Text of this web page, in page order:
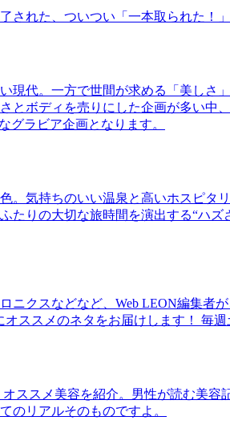
れた、ついつい「一本取られた！
現代。一方で世間が求める「美し
ボディを売りにした企画が多い中
グラビア企画となります。
気持ちのいい温泉と高いホスピタ
りの大切な旅時間を演出する“ハ
クスなどなど、Web LEON編集者
ススメのネタをお届けします！ 毎週
ススメ美容を紹介。男性が読む美
のリアルそのものですよ。